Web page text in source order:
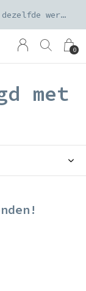
0
Orders geplaatst voor 15:00 worden dezelfde werkdag verzonden
met